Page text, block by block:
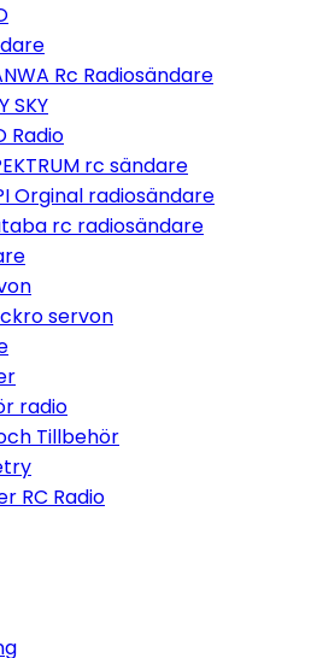
Rc Radiosändare
SKY
Radio
rc sändare
Orginal radiosändare
rc radiosändare
servon
radio
Tillbehör
RC Radio